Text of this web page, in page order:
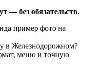
— без обязательств.
в Железнодорожном?
меню и точную